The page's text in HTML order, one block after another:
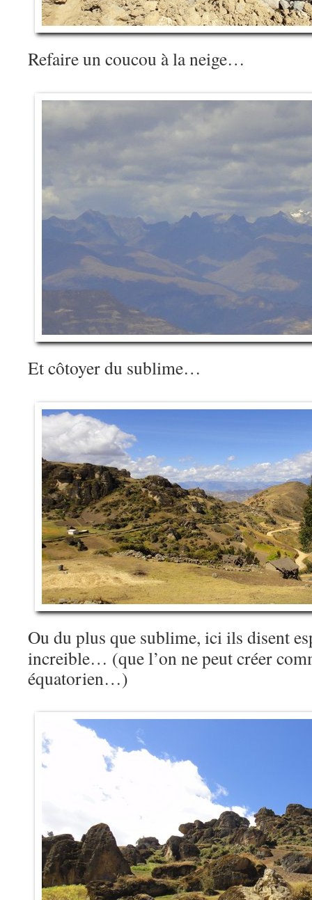
Refaire un coucou à la neige…
Et côtoyer du sublime…
Ou du plus que sublime, ici ils disent
increible… (que l’on ne peut créer
équatorien…)